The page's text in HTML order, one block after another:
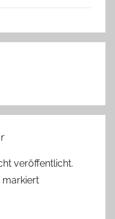
veröffentlicht.
markiert